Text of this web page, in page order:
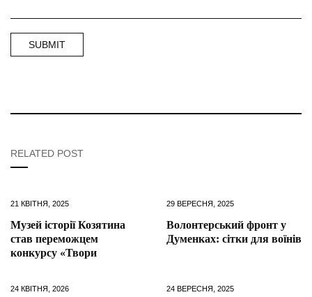
RELATED POST
21 КВІТНЯ, 2025
Музей історії Козятина
став переможцем
конкурсу «Твори
29 ВЕРЕСНЯ, 2025
Волонтерський фронт у
Думенках: сітки для воїнів
24 КВІТНЯ, 2026 24 ВЕРЕСНЯ, 2025